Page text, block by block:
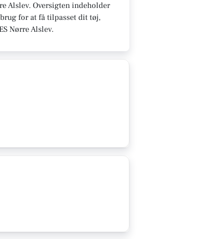
Alslev. Oversigten indeholder
for at få tilpasset dit tøj,
Nørre Alslev.